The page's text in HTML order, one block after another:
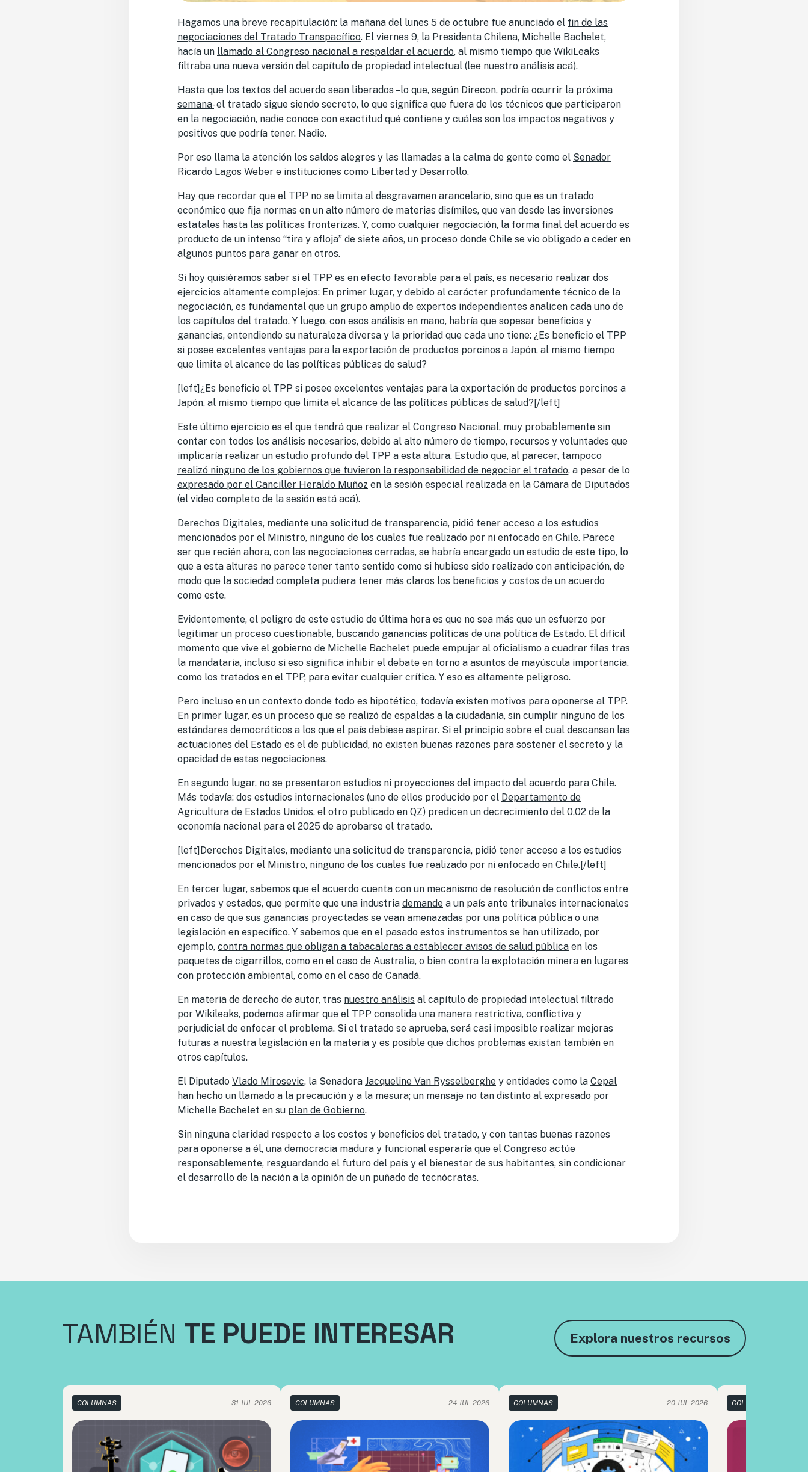
Hagamos una breve recapitulación: la mañana del lunes 5 de octubre fue anunciado el fin de las
negociaciones del Tratado Transpacífico. El viernes 9, la Presidenta Chilena, Michelle Bachelet,
hacía un llamado al Congreso nacional a respaldar el acuerdo, al mismo tiempo que WikiLeaks
filtraba una nueva versión del capítulo de propiedad intelectual (lee nuestro análisis acá).
Hasta que los textos del acuerdo sean liberados –lo que, según Direcon, podría ocurrir la próxima
semana-el tratado sigue siendo secreto, lo que significa que fuera de los técnicos que participaron
en la negociación, nadie conoce con exactitud qué contiene y cuáles son los impactos negativos y
positivos que podría tener. Nadie.
Por eso llama la atención los saldos alegres y las llamadas a la calma de gente como el Senador
Ricardo Lagos Weber e instituciones como Libertad y Desarrollo.
Hay que recordar que el TPP no se limita al desgravamen arancelario, sino que es un tratado
económico que fija normas en un alto número de materias disímiles, que van desde las inversiones
estatales hasta las políticas fronterizas. Y, como cualquier negociación, la forma final del acuerdo es
producto de un intenso “tira y afloja” de siete años, un proceso donde Chile se vio obligado a ceder en
algunos puntos para ganar en otros.
Si hoy quisiéramos saber si el TPP es en efecto favorable para el país, es necesario realizar dos
ejercicios altamente complejos: En primer lugar, y debido al carácter profundamente técnico de la
negociación, es fundamental que un grupo amplio de expertos independientes analicen cada uno de
los capítulos del tratado. Y luego, con esos análisis en mano, habría que sopesar beneficios y
ganancias, entendiendo su naturaleza diversa y la prioridad que cada uno tiene: ¿Es beneficio el TPP
si posee excelentes ventajas para la exportación de productos porcinos a Japón, al mismo tiempo
que limita el alcance de las políticas públicas de salud?
[left]¿Es beneficio el TPP si posee excelentes ventajas para la exportación de productos porcinos a
Japón, al mismo tiempo que limita el alcance de las políticas públicas de salud?[/left]
Este último ejercicio es el que tendrá que realizar el Congreso Nacional, muy probablemente sin
contar con todos los análisis necesarios, debido al alto número de tiempo, recursos y voluntades que
implicaría realizar un estudio profundo del TPP a esta altura. Estudio que, al parecer, tampoco
realizó ninguno de los gobiernos que tuvieron la responsabilidad de negociar el tratado, a pesar de lo
expresado por el Canciller Heraldo Muñoz en la sesión especial realizada en la Cámara de Diputados
(el video completo de la sesión está acá).
Derechos Digitales, mediante una solicitud de transparencia, pidió tener acceso a los estudios
mencionados por el Ministro, ninguno de los cuales fue realizado por ni enfocado en Chile. Parece
ser que recién ahora, con las negociaciones cerradas, se habría encargado un estudio de este tipo, lo
que a esta alturas no parece tener tanto sentido como si hubiese sido realizado con anticipación, de
modo que la sociedad completa pudiera tener más claros los beneficios y costos de un acuerdo
como este.
Evidentemente, el peligro de este estudio de última hora es que no sea más que un esfuerzo por
legitimar un proceso cuestionable, buscando ganancias políticas de una política de Estado. El difícil
momento que vive el gobierno de Michelle Bachelet puede empujar al oficialismo a cuadrar filas tras
la mandataria, incluso si eso significa inhibir el debate en torno a asuntos de mayúscula importancia,
como los tratados en el TPP, para evitar cualquier crítica. Y eso es altamente peligroso.
Pero incluso en un contexto donde todo es hipotético, todavía existen motivos para oponerse al TPP.
En primer lugar, es un proceso que se realizó de espaldas a la ciudadanía, sin cumplir ninguno de los
estándares democráticos a los que el país debiese aspirar. Si el principio sobre el cual descansan las
actuaciones del Estado es el de publicidad, no existen buenas razones para sostener el secreto y la
opacidad de estas negociaciones.
En segundo lugar, no se presentaron estudios ni proyecciones del impacto del acuerdo para Chile.
Más todavía: dos estudios internacionales (uno de ellos producido por el Departamento de
Agricultura de Estados Unidos, el otro publicado en QZ) predicen un decrecimiento del 0,02 de la
economía nacional para el 2025 de aprobarse el tratado.
[left]Derechos Digitales, mediante una solicitud de transparencia, pidió tener acceso a los estudios
mencionados por el Ministro, ninguno de los cuales fue realizado por ni enfocado en Chile.[/left]
En tercer lugar, sabemos que el acuerdo cuenta con un mecanismo de resolución de conflictos entre
privados y estados, que permite que una industria demande a un país ante tribunales internacionales
en caso de que sus ganancias proyectadas se vean amenazadas por una política pública o una
legislación en específico. Y sabemos que en el pasado estos instrumentos se han utilizado, por
ejemplo, contra normas que obligan a tabacaleras a establecer avisos de salud pública en los
paquetes de cigarrillos, como en el caso de Australia, o bien contra la explotación minera en lugares
con protección ambiental, como en el caso de Canadá.
En materia de derecho de autor, tras nuestro análisis al capítulo de propiedad intelectual filtrado
por Wikileaks, podemos afirmar que el TPP consolida una manera restrictiva, conflictiva y
perjudicial de enfocar el problema. Si el tratado se aprueba, será casi imposible realizar mejoras
futuras a nuestra legislación en la materia y es posible que dichos problemas existan también en
otros capítulos.
El Diputado Vlado Mirosevic, la Senadora Jacqueline Van Rysselberghe y entidades como la Cepal
han hecho un llamado a la precaución y a la mesura; un mensaje no tan distinto al expresado por
Michelle Bachelet en su plan de Gobierno.
Sin ninguna claridad respecto a los costos y beneficios del tratado, y con tantas buenas razones
para oponerse a él, una democracia madura y funcional esperaría que el Congreso actúe
responsablemente, resguardando el futuro del país y el bienestar de sus habitantes, sin condicionar
el desarrollo de la nación a la opinión de un puñado de tecnócratas.
TAMBIÉN TE PUEDE INTERESAR Explora nuestros recursos
COLUMNAS 31 JUL 2026 COLUMNAS 24 JUL 2026 COLUMNAS 20 JUL 2026 COLUMNAS